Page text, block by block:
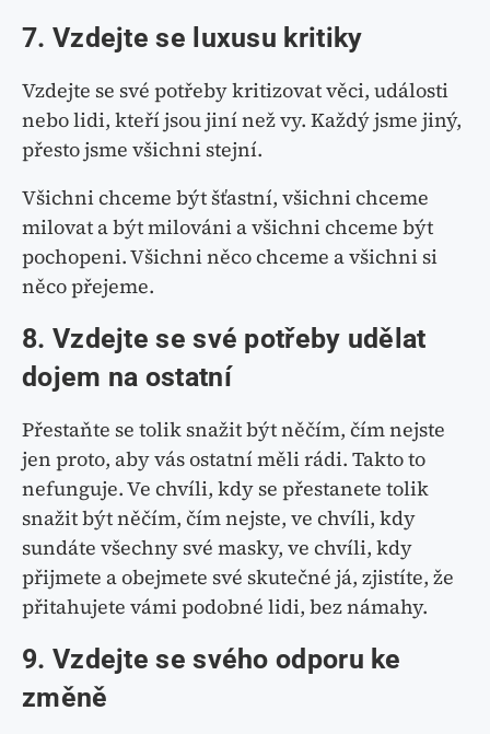
7. Vzdejte se luxusu kritiky
Vzdejte se své potřeby kritizovat věci, události
nebo lidi, kteří jsou jiní než vy. Každý jsme jiný,
přesto jsme všichni stejní.
Všichni chceme být šťastní, všichni chceme
milovat a být milováni a všichni chceme být
pochopeni. Všichni něco chceme a všichni si
něco přejeme.
8. Vzdejte se své potřeby udělat
dojem na ostatní
Přestaňte se tolik snažit být něčím, čím nejste
jen proto, aby vás ostatní měli rádi. Takto to
nefunguje. Ve chvíli, kdy se přestanete tolik
snažit být něčím, čím nejste, ve chvíli, kdy
sundáte všechny své masky, ve chvíli, kdy
přijmete a obejmete své skutečné já, zjistíte, že
přitahujete vámi podobné lidi, bez námahy.
9. Vzdejte se svého odporu ke
změně